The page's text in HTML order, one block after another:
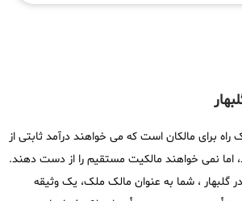
راه برای مالکان است که می خواهند درآمد ثابتی از
اما نمی خواهند مالکیت مستقیم را از دست دهند.
گلبهار ، شما به عنوان مالک ملک، یک وثیقه